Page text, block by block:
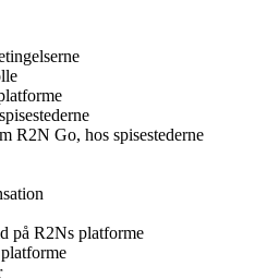
R2N Go, hos spisestederne
på R2Ns platforme